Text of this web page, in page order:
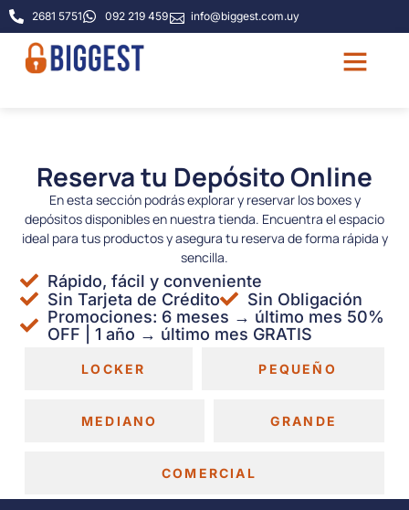
2681 5751 092 219 459 info@biggest.com.uy
Reserva tu Depósito Online
En esta sección podrás explorar y reservar los boxes y
depósitos disponibles en nuestra tienda. Encuentra el espacio
ideal para tus productos y asegura tu reserva de forma rápida y
sencilla.
Rápido, fácil y conveniente
Sin Tarjeta de Crédito
Sin Obligación
Promociones: 6 meses → último mes 50%
OFF | 1 año → último mes GRATIS
LOCKER PEQUEÑO
MEDIANO GRANDE
COMERCIAL